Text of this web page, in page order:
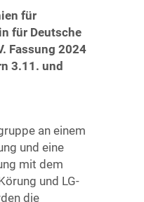
für
für Deutsche
Fassung 2024
3.11. und
an einem
und eine
mit dem
und LG-
die